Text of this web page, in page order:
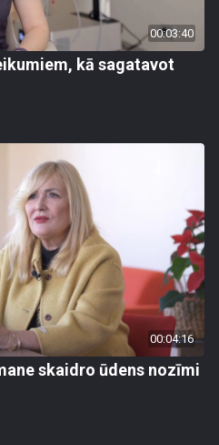
00:03:40
kā sagatavot
00:04:16
skaidro ūdens nozīmi